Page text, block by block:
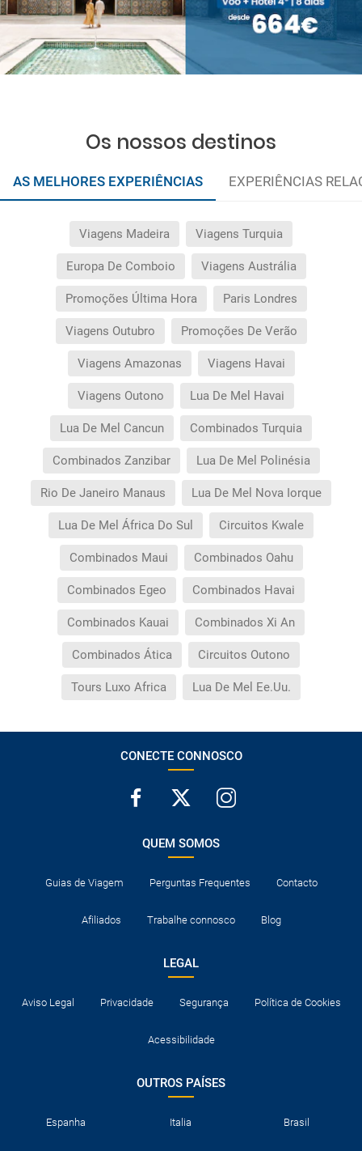
Os nossos destinos
AS MELHORES EXPERIÊNCIAS EXPERIÊNCIAS
Viagens Madeira Viagens Turquia
Europa De Comboio Viagens Austrália
Promoções Última Hora Paris Londres
Viagens Outubro Promoções De Verão
Viagens Amazonas Viagens Havai
Viagens Outono Lua De Mel Havai
Lua De Mel Cancun Combinados Turquia
Combinados Zanzibar Lua De Mel Polinésia
Rio De Janeiro Manaus Lua De Mel Nova Iorque
Lua De Mel África Do Sul Circuitos Kwale
Combinados Maui Combinados Oahu
Combinados Egeo Combinados Havai
Combinados Kauai Combinados Xi An
Combinados Ática Circuitos Outono
Tours Luxo Africa Lua De Mel Ee.Uu.
CONECTE CONNOSCO
QUEM SOMOS
Guias de Viagem Perguntas Frequentes Contacto
Afiliados Trabalhe connosco Blog
LEGAL
Aviso Legal Privacidade Segurança Política de Cookies
Acessibilidade
OUTROS PAÍSES
Espanha Italia Brasil